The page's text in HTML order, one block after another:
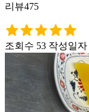
리뷰475
조회수 53 작성일자